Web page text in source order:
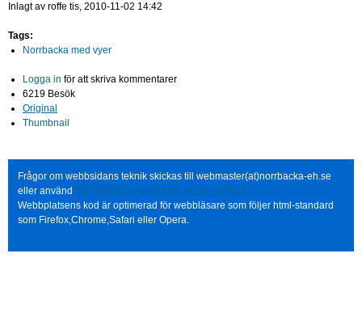
Inlagt av roffe tis, 2010-11-02 14:42
Tags:
Norrbacka med vyer
Logga in för att skriva kommentarer
6219 Besök
Original
Thumbnail
Frågor om webbsidans teknik skickas till webmaster(at)norrbacka-eh.se
eller använd http://www.norrbacka-eh.se/?q=contact
Webbplatsens kod är optimerad för webbläsare som följer html-standard
som Firefox,Chrome,Safari eller Opera.